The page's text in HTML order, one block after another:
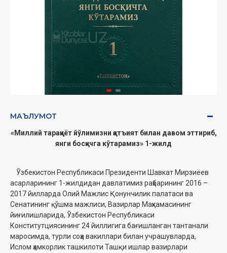
МАЪЛУМОТ
«Миллий тараққиёт йўлимизни қатъият билан давом эттириб,
янги босқичга кўтарамиз» 1-жилд
Ўзбекистон Республикаси Президенти Шавкат Мирзиёев
асарларининг 1-жилдидан давлатимиз раҳбарининг 2016 –
2017 йилларда Олий Мажлис Қонунчилик палатаси ва
Сенатининг қўшма мажлиси, Вазирлар Маҳкамасининг
йиғилишларида, Ўзбекистон Республикаси
Конститутциясининг 24 йиллигига бағишланган тантанали
маросимда, турли соҳа вакиллари билан учрашувларда,
Ислом ҳамкорлик ташкилоти Ташқи ишлар вазирлари